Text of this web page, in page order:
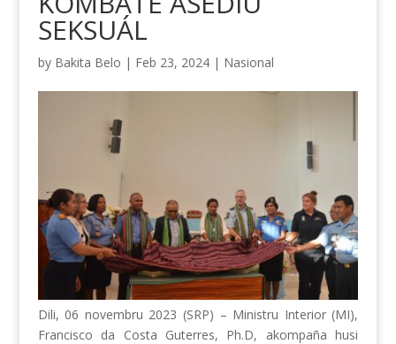
SEKSUÁL
by Bakita Belo | Feb 23, 2024| Nasional
Dili, 06 novembru 2023 (SRP) – Ministru Interior (MI),
Francisco da Costa Guterres, Ph.D, akompaña husi